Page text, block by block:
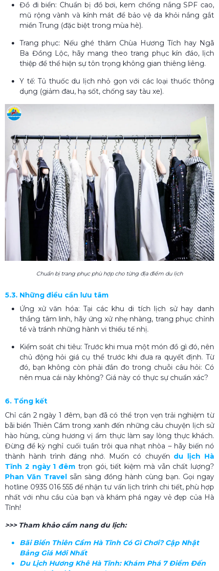
Đồ đi biển: Chuẩn bị đồ bơi, kem chống nắng SPF cao,
mũ rộng vành và kính mát để bảo vệ da khỏi nắng gắt
miền Trung (đặc biệt trong mùa hè).
Trang phục: Nếu ghé thăm Chùa Hương Tích hay Ngã
Ba Đồng Lộc, hãy mang theo trang phục kín đáo, lịch
thiệp để thể hiện sự tôn trọng không gian thiêng liêng.
Y tế: Tủ thuốc du lịch nhỏ gọn với các loại thuốc thông
dụng (giảm đau, hạ sốt, chống say tàu xe).
Chuẩn bị trang phục phù hợp cho từng địa điểm du lịch
5.3. Những điều cần lưu tâm
Ứng xử văn hóa: Tại các khu di tích lịch sử hay danh
thắng tâm linh, hãy ứng xử nhẹ nhàng, trang phục chỉnh
tề và tránh những hành vi thiếu tế nhị.
Kiểm soát chi tiêu: Trước khi mua một món đồ gì đó, nên
chủ động hỏi giá cụ thể trước khi đưa ra quyết định. Từ
đó, bạn không còn phải đắn đo trong chuỗi câu hỏi: Có
nên mua cái này không? Giá này có thực sự chuẩn xác?
6. Tổng kết
Chỉ cần 2 ngày 1 đêm, bạn đã có thể trọn vẹn trải nghiệm từ
bãi biển Thiên Cầm trong xanh đến những câu chuyện lịch sử
hào hùng, cùng hương vị ẩm thực làm say lòng thực khách.
Đừng để kỳ nghỉ cuối tuần trôi qua nhạt nhòa – hãy biến nó
thành hành trình đáng nhớ.
Muốn có chuyến du lịch Hà
Tĩnh 2 ngày 1 đêm trọn gói, tiết kiệm mà vẫn chất lượng?
Phan Văn Travel sẵn sàng đồng hành cùng bạn. Gọi ngay
hotline 0935 016 555 để nhận tư vấn lịch trình chi tiết, phù hợp
nhất với nhu cầu của bạn và khám phá ngay vẻ đẹp của Hà
Tĩnh!
>>> Tham khảo cẩm nang du lịch:
Bãi Biển Thiên Cầm Hà Tĩnh​ Có Gì Chơi? Cập Nhật
Bảng Giá Mới Nhất
Du Lịch Hương Khê Hà Tĩnh: Khám Phá 7 Điểm Đến